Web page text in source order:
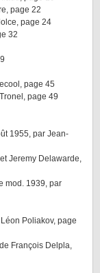
page 22
page 24
32
page 45
page 49
1955, par Jean-
Jeremy Delawarde,
mod. 1939, par
Poliakov, page
François Delpla,